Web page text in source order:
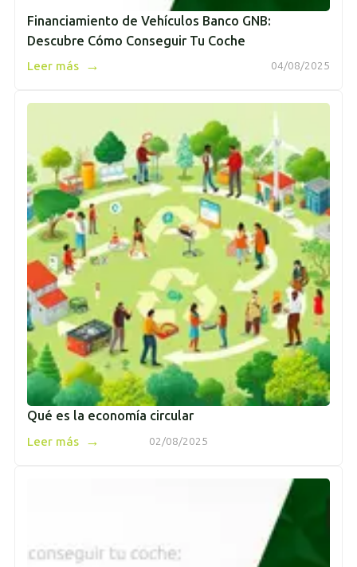
Financiamiento de Vehículos Banco GNB:
Descubre Cómo Conseguir Tu Coche
04/08/2025
Leer más →
Qué es la economía circular
02/08/2025
Leer más →